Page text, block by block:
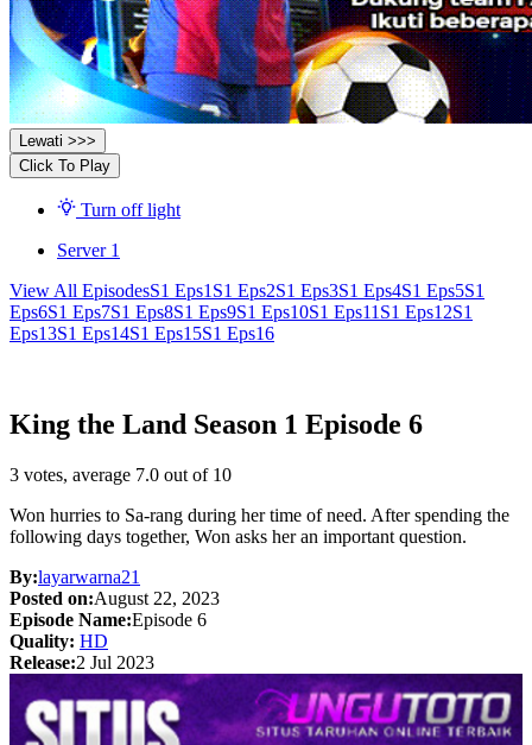
Lewati >>>
Click To Play
Turn off light
Server 1
View All EpisodesS1 Eps1 S1 Eps2S1 Eps3S1 Eps4S1 Eps5S1
Eps6S1 Eps7S1 Eps8S1 Eps9S1 Eps10S1 Eps11 S1 Eps12S1
Eps13S1 Eps14S1 Eps15S1 Eps16
King the Land Season 1 Episode 6
3 votes, average 7.0 out of 10
Won hurries to Sa-rang during her time of need. After spending the
following days together, Won asks her an important question.
By:layarwarna21
Posted on:August 22, 2023
Episode Name:Episode 6
Quality: HD
Release:2 Jul 2023